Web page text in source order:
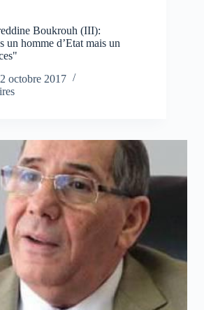
Boukrouh (III):
un homme d’Etat mais un
2 octobre 2017